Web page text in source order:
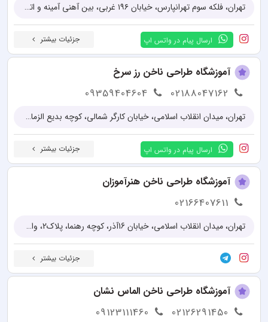
تهران، فلکه سوم تهرانپارس، خیابان ۱۹۶ غربی، بین آهنی آمینه و اتوبان باقری، پلاک ۶۴، زنگ ۷، طبقه دوم شرقی
ارسال پیام در واتس اپ جزئیات بیشتر
آموزشگاه طراحی ناخن رز سرخ
02188047162
09359404604
تهران، میدان انقلاب اسلامی، خیابان کارگر شمالی، کوچه بدیع الزمان فروزانفر، پلاک ۲ واحد ۳
ارسال پیام در واتس اپ جزئیات بیشتر
آموزشگاه طراحی ناخن هنرآموزان
02166407611
تهران، میدان انقلاب اسلامی، خیابان 16آذر، کوچه رهنما، پلاک2، واحد3
جزئیات بیشتر
آموزشگاه طراحی ناخن الماس نشان
02126291450
09123111460